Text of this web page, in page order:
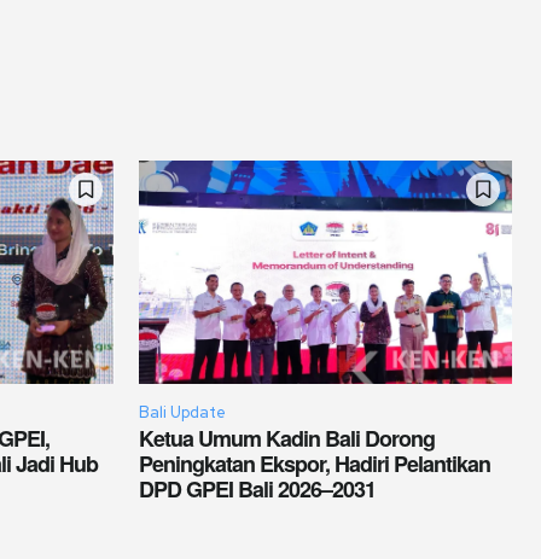
Jadi Hub
Bali Update
Ketua Umum Kadin Bali Dorong
Peningkatan Ekspor, Hadiri Pelantikan
DPD GPEI Bali 2026–2031